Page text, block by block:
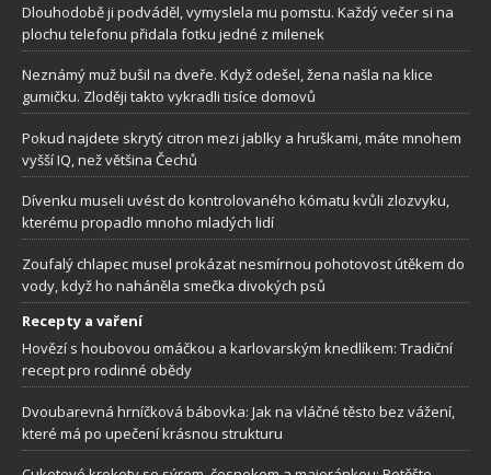
Dlouhodobě ji podváděl, vymyslela mu pomstu. Každý večer si na
plochu telefonu přidala fotku jedné z milenek
Neznámý muž bušil na dveře. Když odešel, žena našla na klice
gumičku. Zloději takto vykradli tisíce domovů
Pokud najdete skrytý citron mezi jablky a hruškami, máte mnohem
vyšší IQ, než většina Čechů
Dívenku museli uvést do kontrolovaného kómatu kvůli zlozvyku,
kterému propadlo mnoho mladých lidí
Zoufalý chlapec musel prokázat nesmírnou pohotovost útěkem do
vody, když ho naháněla smečka divokých psů
Recepty a vaření
Hovězí s houbovou omáčkou a karlovarským knedlíkem: Tradiční
recept pro rodinné obědy
Dvoubarevná hrníčková bábovka: Jak na vláčné těsto bez vážení,
které má po upečení krásnou strukturu